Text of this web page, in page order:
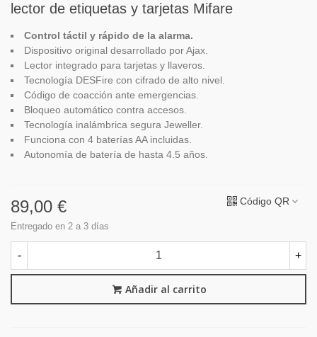
lector de etiquetas y tarjetas Mifare
Control táctil y rápido de la alarma.
Dispositivo original desarrollado por Ajax.
Lector integrado para tarjetas y llaveros.
Tecnología DESFire con cifrado de alto nivel.
Código de coacción ante emergencias.
Bloqueo automático contra accesos.
Tecnología inalámbrica segura Jeweller.
Funciona con 4 baterías AA incluidas.
Autonomía de batería de hasta 4.5 años.
89,00 €
Entregado en 2 a 3 días
Código QR
- +
Añadir al carrito